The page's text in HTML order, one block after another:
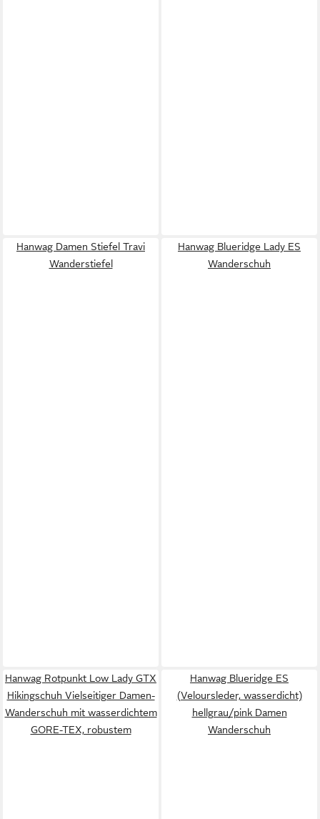
Hanwag Damen Stiefel Travi
Wanderstiefel
Hanwag Blueridge Lady ES
Wanderschuh
Hanwag Rotpunkt Low Lady GTX
Hikingschuh Vielseitiger Damen-
Wanderschuh mit wasserdichtem
GORE-TEX, robustem
Hanwag Blueridge ES
(Veloursleder, wasserdicht)
hellgrau/pink Damen
Wanderschuh